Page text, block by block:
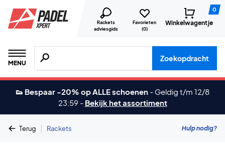
Rackets
adviesgids
Favorieten
(0)
0
Winkelwagentje
MENU
Zoeken naar producten, merken etc.
Zoekopdracht
👟 Bespaar -20% op ALLE schoenen - Geldig t/m 12/8
23:59 - Bekijk het assortiment
Terug | Rackets Hulp nodig?